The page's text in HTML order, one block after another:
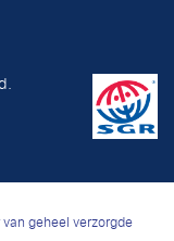
geheel verzorgde